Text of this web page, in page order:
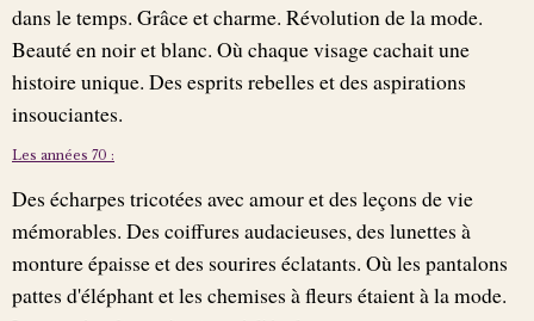
dans le temps. Grâce et charme. Révolution de la mode.
Beauté en noir et blanc. Où chaque visage cachait une
histoire unique. Des esprits rebelles et des aspirations
insouciantes.
Les années 70 :
Des écharpes tricotées avec amour et des leçons de vie
mémorables. Des coiffures audacieuses, des lunettes à
monture épaisse et des sourires éclatants. Où les pantalons
pattes d'éléphant et les chemises à fleurs étaient à la mode.